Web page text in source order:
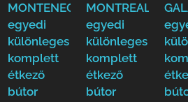
MONTENEGRO(EFE)Luxus
egyedi
különleges
komplett
étkező
bútor
egyedi
különleges
komplett
étkező
bútor